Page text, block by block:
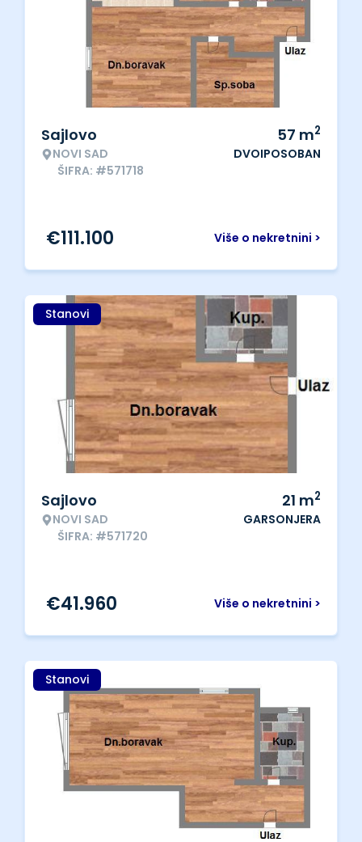
Sajlovo
NOVI SAD
ŠIFRA: #571718
57 m2
DVOIPOSOBAN
Više o nekretnini >
€111.100
Stanovi
Sajlovo
NOVI SAD
ŠIFRA: #571720
21 m2
GARSONJERA
Više o nekretnini >
€41.960
Stanovi